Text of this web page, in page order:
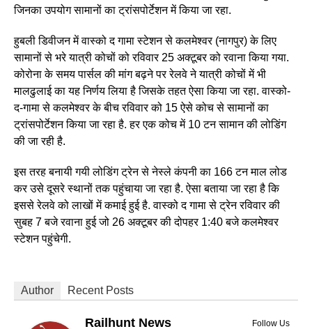
जिनका उपयोग सामानों का ट्रांसपोर्टेशन में किया जा रहा.
हुबली डिवीजन में वास्को द गामा स्टेशन से कलमेश्वर (नागपुर) के लिए
सामानों से भरे यात्री कोचों को रविवार 25 अक्टूबर को रवाना किया गया.
कोरोना के समय पार्सल की मांग बढ़ने पर रेलवे ने यात्री कोचों में भी
मालढुलाई का यह निर्णय लिया है जिसके तहत ऐसा किया जा रहा. वास्को-
द-गामा से कलमेश्वर के बीच रविवार को 15 ऐसे कोच से सामानों का
ट्रांसपोर्टेशन किया जा रहा है. हर एक कोच में 10 टन सामान की लोडिंग
की जा रही है.
इस तरह बनायी गयी लोडिंग ट्रेन से नेस्ले कंपनी का 166 टन माल लोड
कर उसे दूसरे स्थानों तक पहुंचाया जा रहा है. ऐसा बताया जा रहा है कि
इससे रेलवे को लाखों में कमाई हुई है. वास्को द गामा से ट्रेन रविवार की
सुबह 7 बजे रवाना हुई जो 26 अक्टूबर की दोपहर 1:40 बजे कलमेश्वर
स्टेशन पहुंचेगी.
Author Recent Posts
Follow Us
Railhunt News